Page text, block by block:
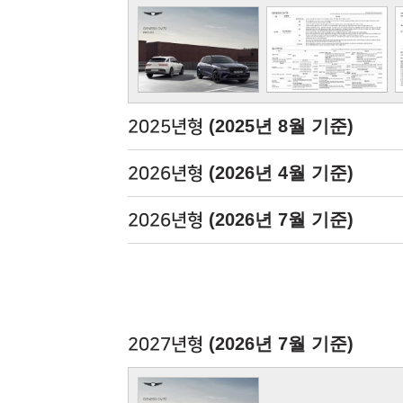
2025년형 (2025년 8월 기준)
2026년형 (2026년 4월 기준)
2026년형 (2026년 7월 기준)
2027년형 (2026년 7월 기준)